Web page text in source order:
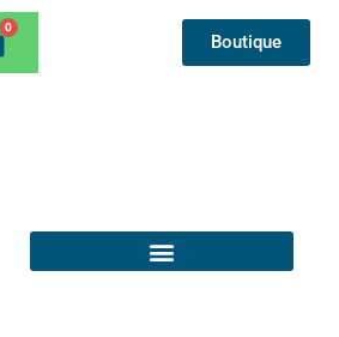
Boutique